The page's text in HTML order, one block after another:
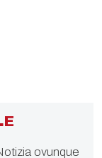
ovunque